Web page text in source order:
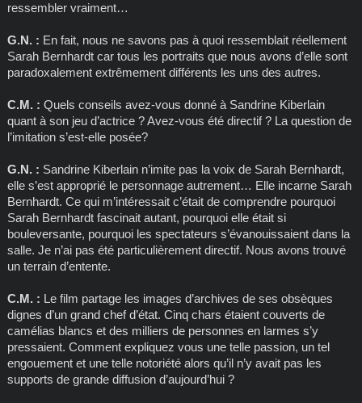
ressembler vraiment…
G.N. : En fait, nous ne savons pas à quoi ressemblait réellement
Sarah Bernhardt car tous les portraits que nous avons d’elle sont
paradoxalement extrêmement différents les uns des autres.
C.M. : Quels conseils avez-vous donné à Sandrine Kiberlain
quant à son jeu d’actrice ? Avez-vous été directif ? La question de
l’imitation s’est-elle posée?
G.N. : Sandrine Kiberlain n’imite pas la voix de Sarah Bernhardt,
elle s’est approprié le personnage autrement… Elle incarne Sarah
Bernhardt. Ce qui m’intéressait c’était de comprendre pourquoi
Sarah Bernhardt fascinait autant, pourquoi elle était si
bouleversante, pourquoi les spectateurs s’évanouissaient dans la
salle. Je n’ai pas été particulièrement directif. Nous avons trouvé
un terrain d’entente.
C.M. : Le film partage les images d’archives de ses obsèques
dignes d’un grand chef d’état. Cinq chars étaient couverts de
camélias blancs et des milliers de personnes en larmes s’y
pressaient. Comment expliquez vous une telle passion, un tel
engouement et une telle notoriété alors qu’il n’y avait pas les
supports de grande diffusion d’aujourd’hui ?